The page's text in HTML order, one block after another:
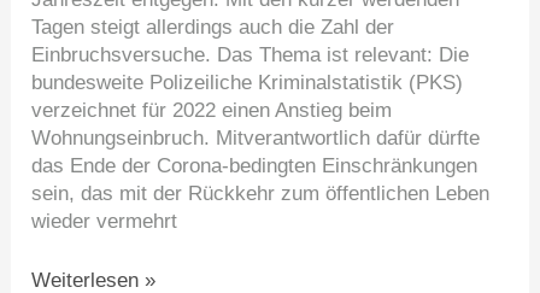
Tagen steigt allerdings auch die Zahl der
Einbruchsversuche. Das Thema ist relevant: Die
bundesweite Polizeiliche Kriminalstatistik (PKS)
verzeichnet für 2022 einen Anstieg beim
Wohnungseinbruch. Mitverantwortlich dafür dürfte
das Ende der Corona-bedingten Einschränkungen
sein, das mit der Rückkehr zum öffentlichen Leben
wieder vermehrt
Weiterlesen »